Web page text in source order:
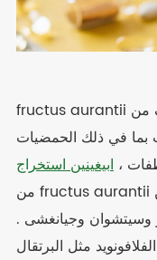
fructus aurantii مقتطف من fructus aurantii والحمضيات
ابيغينين استخراج، هسپريدين و نارينجين . . . . . . . مقتطفات
من fructus aurantii وزعت بشكل رئيسي في الصين
وسيتشوان وجيانغشى .
مثل البرتقال